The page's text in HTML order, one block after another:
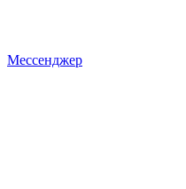
Мессенджер